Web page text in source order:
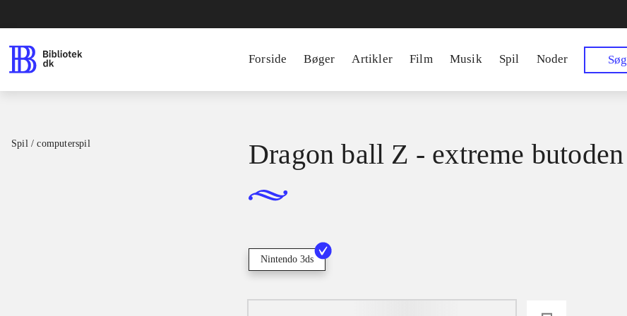
Forside Bøger Artikler Film Musik Spil Noder Søg
Spil / computerspil Dragon ball Z - extreme butoden
Nintendo 3ds